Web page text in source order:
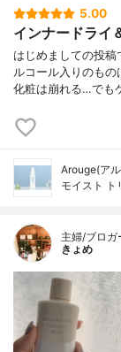
5.00
インナードライ
はじめましての投
ルコール入りのも
化粧は崩れる…でも
Arouge(ア
モイスト ト
主婦/ブロガ
きょめ